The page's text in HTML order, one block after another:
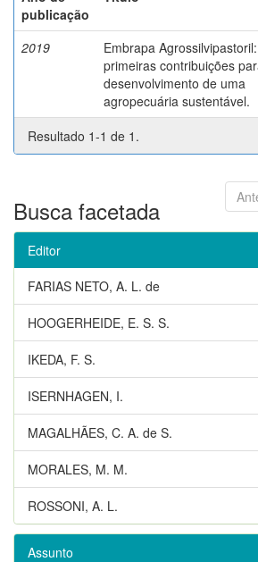
publicação
2019
Embrapa Agrossilvipastoril:
primeiras contribuições
desenvolvimento de uma
agropecuária sustentável.
Resultado 1-1 de 1.
Busca facetada
Editor
FARIAS NETO, A. L. de
HOOGERHEIDE, E. S. S.
IKEDA, F. S.
ISERNHAGEN, I.
MAGALHÃES, C. A. de S.
MORALES, M. M.
ROSSONI, A. L.
Assunto